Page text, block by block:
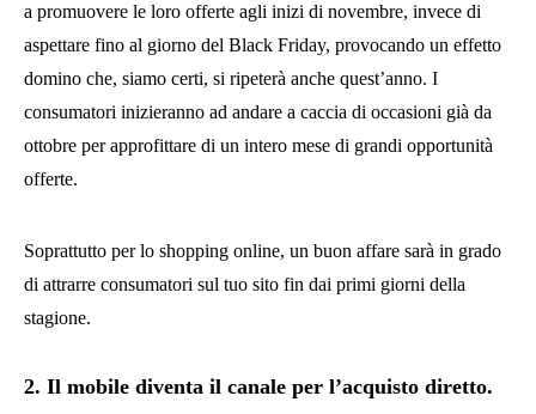
a promuovere le loro offerte agli inizi di novembre, invece di
aspettare fino al giorno del Black Friday, provocando un effetto
domino che, siamo certi, si ripeterà anche quest’anno. I
consumatori inizieranno ad andare a caccia di occasioni già da
ottobre per approfittare di un intero mese di grandi opportunità
offerte.
Soprattutto per lo shopping online, un buon affare sarà in grado
di attrarre consumatori sul tuo sito fin dai primi giorni della
stagione.
2. Il mobile diventa il canale per l’acquisto diretto.